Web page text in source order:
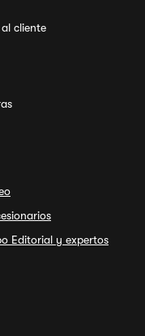
cliente
Editorial y expertos